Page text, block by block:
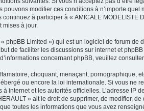
modifier ces conditions à n’importe
à participer à « AMICALE MODELISTE
mises à jour.
phpBB Limited ») qui est un logiciel de forum de
de faciliter les discussions sur internet et
concernant phpBB, veuillez consulter
choquant, menaçant, pornographique,
ou encore la loi internationale. Si vous
internet et les autorités officielles. L’adresse IP
» ait le droit de supprimer, de modifier,
toutes les informations que vous avez